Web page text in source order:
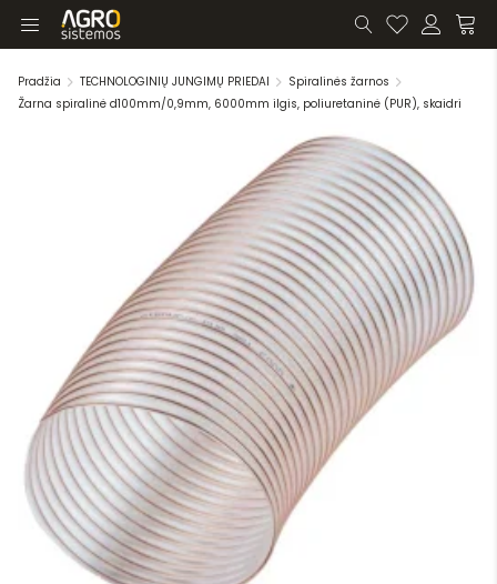
Pradžia TECHNOLOGINIŲ JUNGIMŲ PRIEDAI
Spiralinės žarnos
Žarna spiralinė d100mm/0,9mm, 6000mm ilgis, poliuretaninė (PUR), skaidri